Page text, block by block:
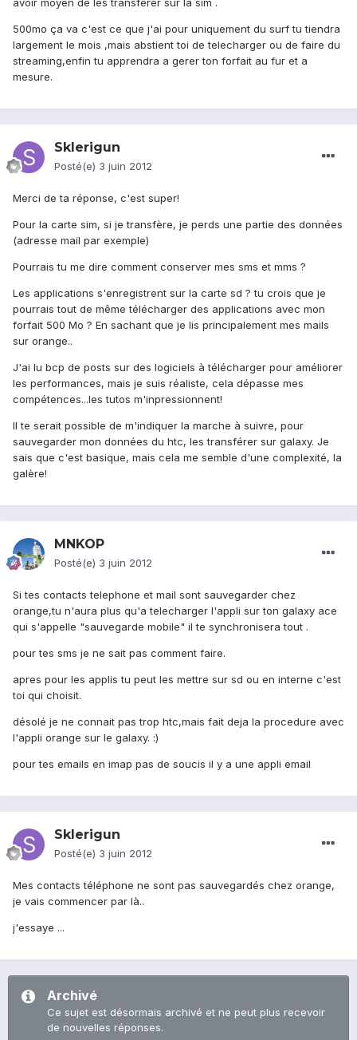
avoir moyen de les transferer sur la sim .
500mo ça va c'est ce que j'ai pour uniquement du surf tu tiendra
largement le mois ,mais abstient toi de telecharger ou de faire du
streaming,enfin tu apprendra a gerer ton forfait au fur et a
mesure.
Sklerigun
Posté(e) 3 juin 2012
Merci de ta réponse, c'est super!
Pour la carte sim, si je transfère, je perds une partie des données
(adresse mail par exemple)
Pourrais tu me dire comment conserver mes sms et mms ?
Les applications s'enregistrent sur la carte sd ? tu crois que je
pourrais tout de même télécharger des applications avec mon
forfait 500 Mo ? En sachant que je lis principalement mes mails
sur orange..
J'ai lu bcp de posts sur des logiciels à télécharger pour améliorer
les performances, mais je suis réaliste, cela dépasse mes
compétences...les tutos m'inpressionnent!
Il te serait possible de m'indiquer la marche à suivre, pour
sauvegarder mon données du htc, les transférer sur galaxy. Je
sais que c'est basique, mais cela me semble d'une complexité, la
galère!
MNKOP
Posté(e) 3 juin 2012
Si tes contacts telephone et mail sont sauvegarder chez
orange,tu n'aura plus qu'a telecharger l'appli sur ton galaxy ace
qui s'appelle "sauvegarde mobile" il te synchronisera tout .
pour tes sms je ne sait pas comment faire.
apres pour les applis tu peut les mettre sur sd ou en interne c'est
toi qui choisit.
désolé je ne connait pas trop htc,mais fait deja la procedure avec
l'appli orange sur le galaxy. :)
pour tes emails en imap pas de soucis il y a une appli email
Sklerigun
Posté(e) 3 juin 2012
Mes contacts téléphone ne sont pas sauvegardés chez orange,
je vais commencer par là..
j'essaye ...
Archivé
Ce sujet est désormais archivé et ne peut plus recevoir
de nouvelles réponses.